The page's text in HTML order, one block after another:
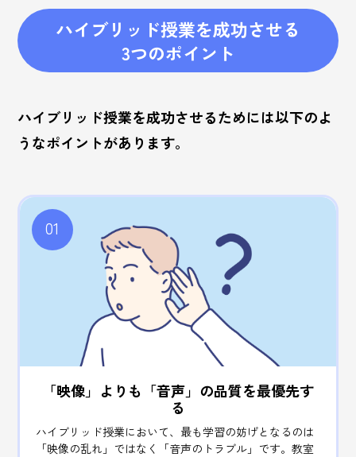
ハイブリッド授業を成功させる
3つのポイント
ハイブリッド授業を成功させるためには以下のよ
うなポイントがあります。
01
「映像」よりも「音声」の品質を最優先す
る
ハイブリッド授業において、最も学習の妨げとなるのは
「映像の乱れ」ではなく「音声のトラブル」です。教室